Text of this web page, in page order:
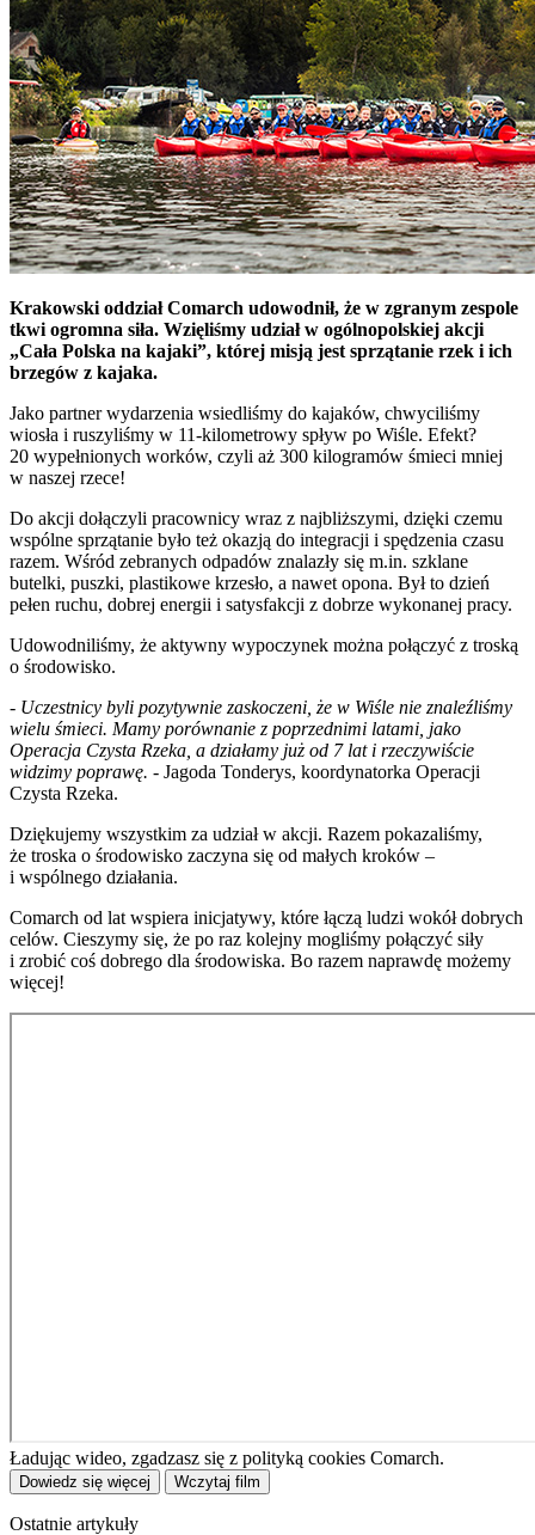
Krakowski oddział Comarch udowodnił, że w zgranym zespole
tkwi ogromna siła. Wzięliśmy udział w ogólnopolskiej akcji
„Cała Polska na kajaki”, której misją jest sprzątanie rzek i ich
brzegów z kajaka.
Jako partner wydarzenia wsiedliśmy do kajaków, chwyciliśmy
wiosła i ruszyliśmy w 11-kilometrowy spływ po Wiśle. Efekt?
20 wypełnionych worków, czyli aż 300 kilogramów śmieci mniej
w naszej rzece!
Do akcji dołączyli pracownicy wraz z najbliższymi, dzięki czemu
wspólne sprzątanie było też okazją do integracji i spędzenia czasu
razem. Wśród zebranych odpadów znalazły się m.in. szklane
butelki, puszki, plastikowe krzesło, a nawet opona. Był to dzień
pełen ruchu, dobrej energii i satysfakcji z dobrze wykonanej pracy.
Udowodniliśmy, że aktywny wypoczynek można połączyć z troską
o środowisko.
- Uczestnicy byli pozytywnie zaskoczeni, że w Wiśle nie znaleźliśmy
wielu śmieci. Mamy porównanie z poprzednimi latami, jako
Operacja Czysta Rzeka, a działamy już od 7 lat i rzeczywiście
widzimy poprawę. - Jagoda Tonderys, koordynatorka Operacji
Czysta Rzeka.
Dziękujemy wszystkim za udział w akcji. Razem pokazaliśmy,
że troska o środowisko zaczyna się od małych kroków –
i wspólnego działania.
Comarch od lat wspiera inicjatywy, które łączą ludzi wokół dobrych
celów. Cieszymy się, że po raz kolejny mogliśmy połączyć siły
i zrobić coś dobrego dla środowiska. Bo razem naprawdę możemy
więcej!
Ładując wideo, zgadzasz się z polityką cookies Comarch.
Dowiedz się więcej Wczytaj film
Ostatnie artykuły